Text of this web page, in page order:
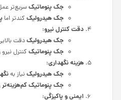
جک پنوماتیکسریع‌تر
جک هیدرولیک کندتر اما
دقت کنترل نیرو:
جک هیدرولیکدقت
جک پنوماتیک کنترل
هزینه نگهداری:
جک هیدرولیک نیاز به
جک پنوماتیککم‌هزینه‌تر
ایمنی و پاکیزگی: